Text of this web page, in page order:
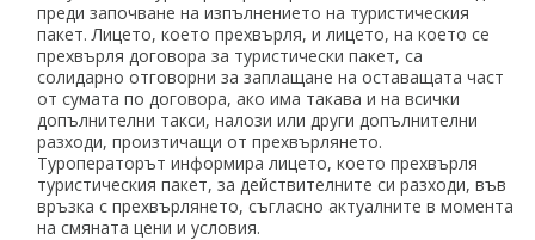
преди започване на изпълнението на туристическия
пакет. Лицето, което прехвърля, и лицето, на което се
прехвърля договора за туристически пакет, са
солидарно отговорни за заплащане на оставащата част
от сумата по договора, ако има такава и на всички
допълнителни такси, налози или други допълнителни
разходи, произтичащи от прехвърлянето.
Туроператорът информира лицето, което прехвърля
туристическия пакет, за действителните си разходи, във
връзка с прехвърлянето, съгласно актуалните в момента
на смяната цени и условия.